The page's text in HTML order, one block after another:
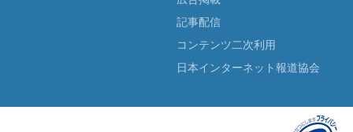
記事配信
コンテンツ二次利用
日本インターネット報道協会